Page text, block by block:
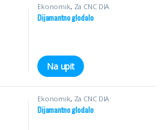
Ekonomik, Za CNC DIA
Dijamantno glodalo
Na upit
Ekonomik, Za CNC DIA
Dijamantno glodalo